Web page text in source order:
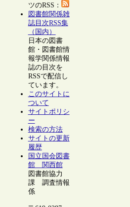
ツのRSS：
図書館関係雑
誌目次RSS集
（国内）
日本の図書
館・図書館情
報学関係情報
誌の目次を
RSSで配信し
ています。
このサイトに
ついて
サイトポリシ
ー
検索の方法
サイトの更新
履歴
国立国会図書
館 関西館
図書館協力
課 調査情報
係